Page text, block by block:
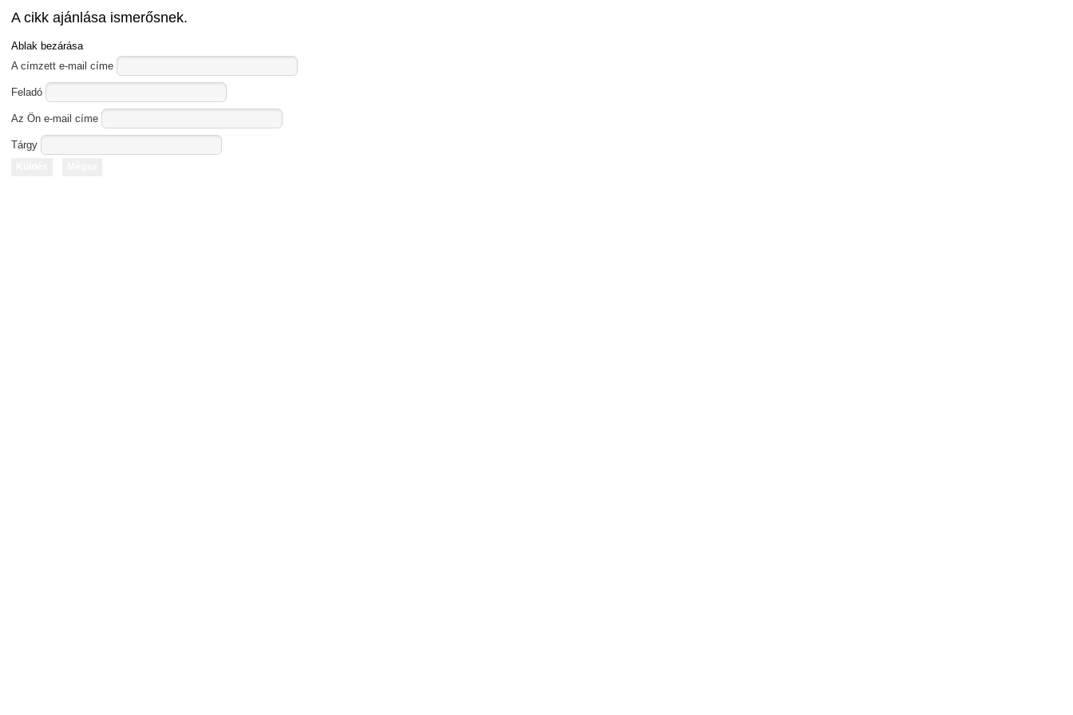
A cikk ajánlása ismerősnek.
Ablak bezárása
A címzett e-mail címe
Feladó
Az Ön e-mail címe
Tárgy